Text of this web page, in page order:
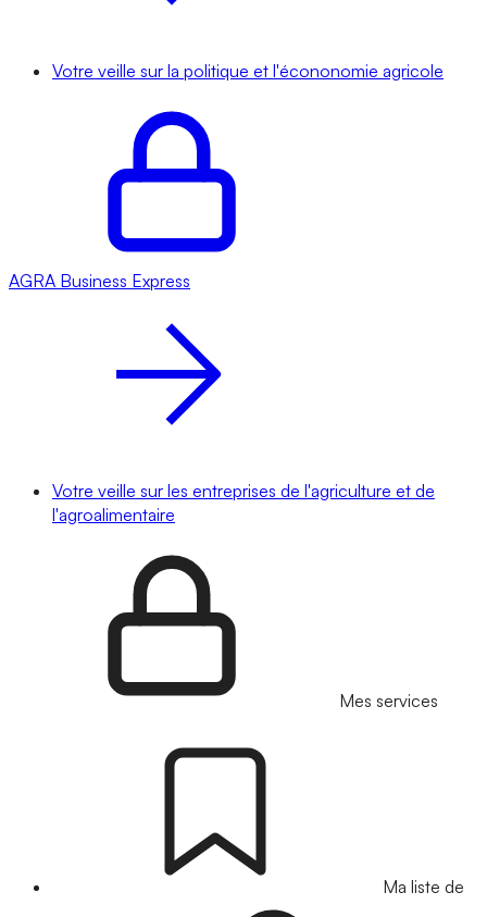
Votre veille sur la politique et l'écononomie agricole
AGRA Business Express
Votre veille sur les entreprises de l'agriculture et de
l'agroalimentaire
Mes services
Ma liste de